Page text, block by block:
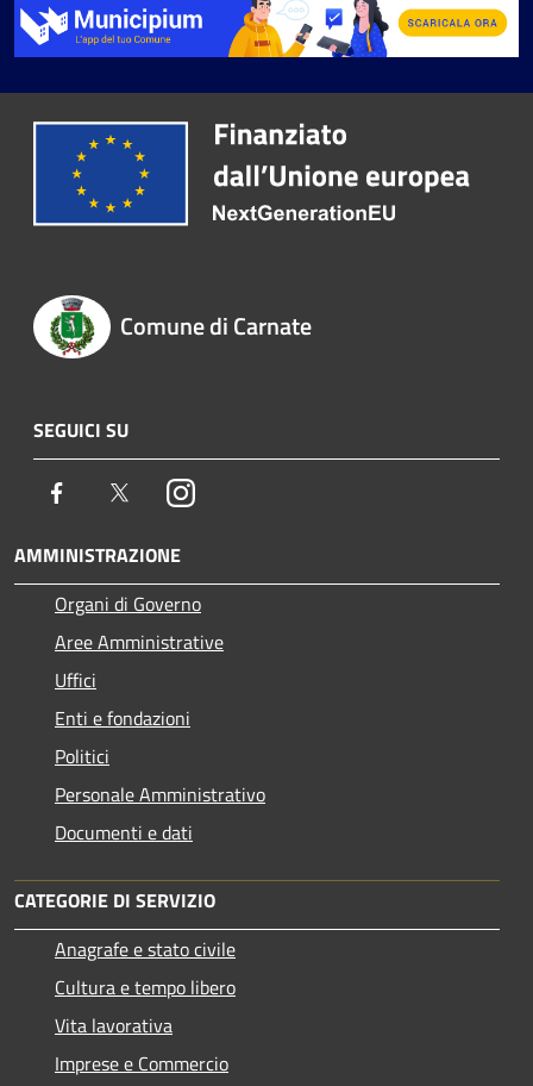
Comune di Carnate
SEGUICI SU
Facebook TwitterInstagram
AMMINISTRAZIONE
Organi di Governo
Aree Amministrative
Uffici
Enti e fondazioni
Politici
Personale Amministrativo
Documenti e dati
CATEGORIE DI SERVIZIO
Anagrafe e stato civile
Cultura e tempo libero
Vita lavorativa
Imprese e Commercio